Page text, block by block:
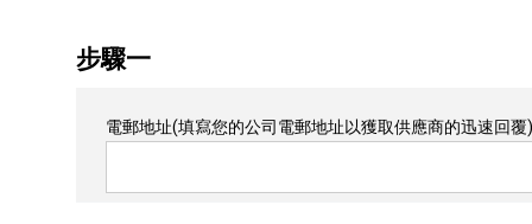
步驟一
電郵地址(填寫您的公司電郵地址以獲取供應商的迅速回覆)